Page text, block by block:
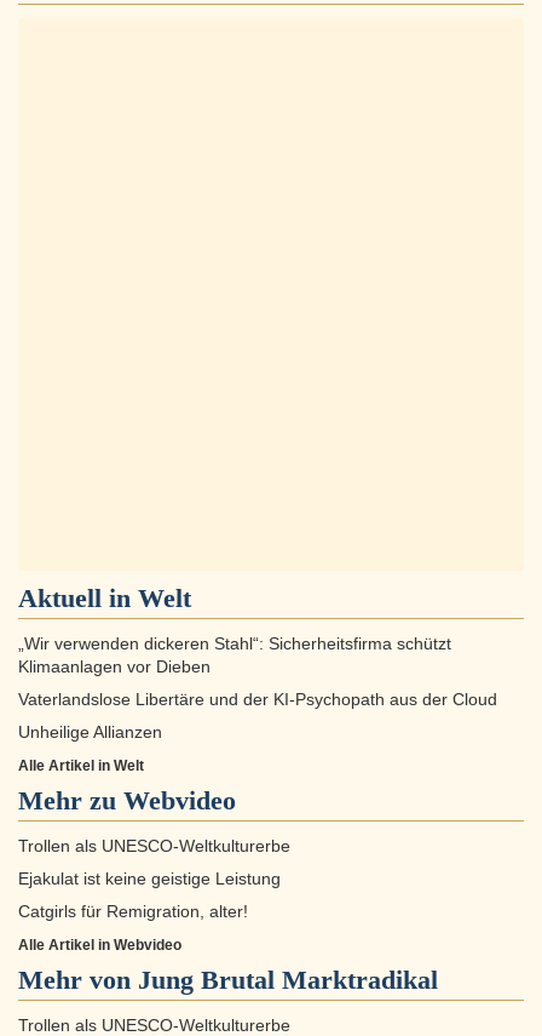
Aktuell in Welt
„Wir verwenden dickeren Stahl“: Sicherheitsfirma schützt
Klimaanlagen vor Dieben
Vaterlandslose Libertäre und der KI-Psychopath aus der Cloud
Unheilige Allianzen
Alle Artikel in Welt
Mehr zu Webvideo
Trollen als UNESCO-Weltkulturerbe
Ejakulat ist keine geistige Leistung
Catgirls für Remigration, alter!
Alle Artikel in Webvideo
Mehr von Jung Brutal Marktradikal
Trollen als UNESCO-Weltkulturerbe